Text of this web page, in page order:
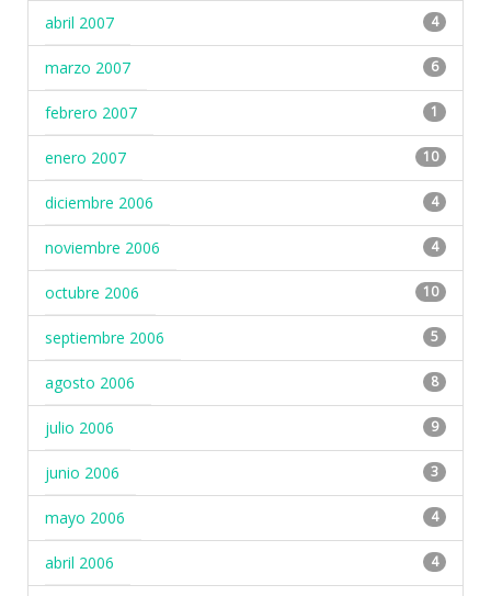
abril 2007 4
marzo 2007 6
febrero 2007 1
enero 2007 10
diciembre 2006 4
noviembre 2006 4
octubre 2006 10
septiembre 2006 5
agosto 2006 8
julio 2006 9
junio 2006 3
mayo 2006 4
abril 2006 4